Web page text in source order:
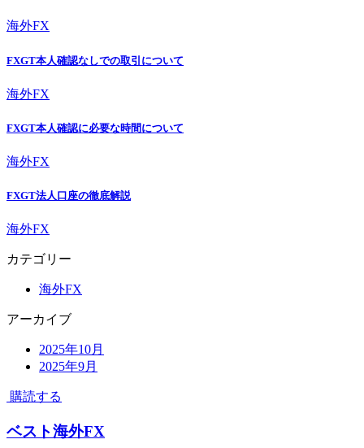
海外FX
FXGT本人確認なしでの取引について
海外FX
FXGT本人確認に必要な時間について
海外FX
FXGT法人口座の徹底解説
海外FX
カテゴリー
海外FX
アーカイブ
2025年10月
2025年9月
購読する
ベスト海外FX